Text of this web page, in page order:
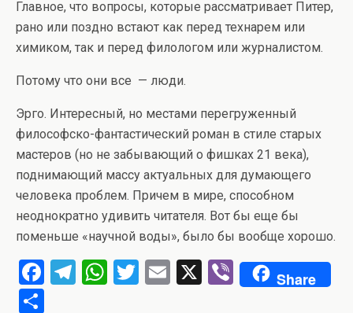
Главное, что вопросы, которые рассматривает Питер,
рано или поздно встают как перед технарем или
химиком, так и перед филологом или журналистом.
Потому что они все — люди.
Эрго. Интересный, но местами перегруженный
философско-фантастический роман в стиле старых
мастеров (но не забывающий о фишках 21 века),
поднимающий массу актуальных для думающего
человека проблем. Причем в мире, способном
неоднократно удивить читателя. Вот бы еще бы
поменьше «научной воды», было бы вообще хорошо.
F
T
W T
E
X
Vi
b
Share